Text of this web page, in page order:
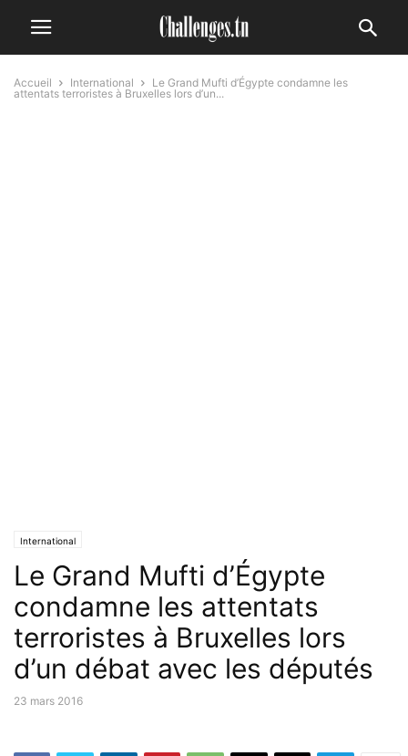
Accueil International
Le Grand Mufti d’Égypte condamne les
attentats terroristes à Bruxelles lors d’un...
International
Le Grand Mufti d’Égypte
condamne les attentats
terroristes à Bruxelles lors
d’un débat avec les députés
23 mars 2016